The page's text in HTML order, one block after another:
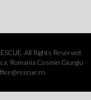
All Rights Reserved.
Romania Cosmin Giurgiu